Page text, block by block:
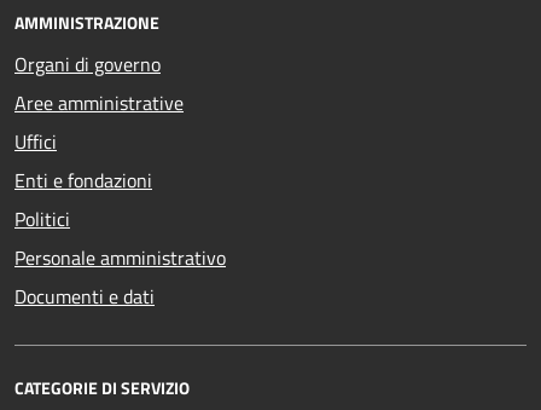
AMMINISTRAZIONE
Organi di governo
Aree amministrative
Uffici
Enti e fondazioni
Politici
Personale amministrativo
Documenti e dati
CATEGORIE DI SERVIZIO